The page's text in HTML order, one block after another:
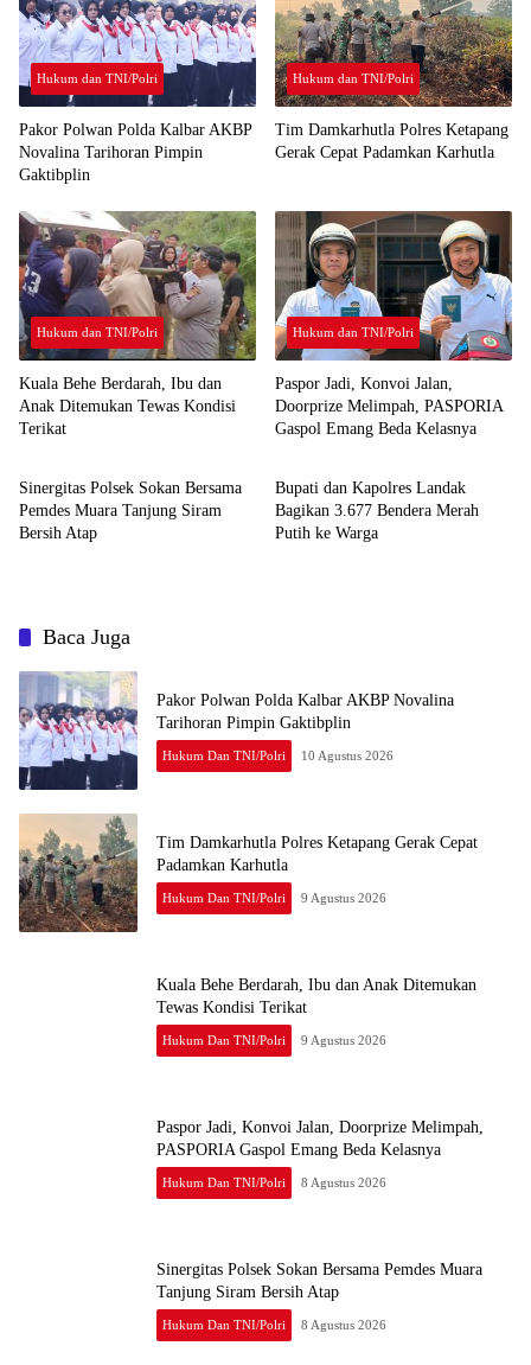
Hukum dan TNI/Polri
Pakor Polwan Polda Kalbar AKBP
Novalina Tarihoran Pimpin
Gaktibplin
Hukum dan TNI/Polri
Tim Damkarhutla Polres Ketapang
Gerak Cepat Padamkan Karhutla
Hukum dan TNI/Polri
Kuala Behe Berdarah, Ibu dan
Anak Ditemukan Tewas Kondisi
Terikat
Hukum dan TNI/Polri
Paspor Jadi, Konvoi Jalan,
Doorprize Melimpah, PASPORIA
Gaspol Emang Beda Kelasnya
Hukum dan TNI/Polri
Sinergitas Polsek Sokan Bersama
Pemdes Muara Tanjung Siram
Bersih Atap
Hukum dan TNI/Polri
Bupati dan Kapolres Landak
Bagikan 3.677 Bendera Merah
Putih ke Warga
Baca Juga
Pakor Polwan Polda Kalbar AKBP Novalina
Tarihoran Pimpin Gaktibplin
Hukum Dan TNI/Polri 10 Agustus 2026
Tim Damkarhutla Polres Ketapang Gerak Cepat
Padamkan Karhutla
Hukum Dan TNI/Polri 9 Agustus 2026
Kuala Behe Berdarah, Ibu dan Anak Ditemukan
Tewas Kondisi Terikat
Hukum Dan TNI/Polri 9 Agustus 2026
Paspor Jadi, Konvoi Jalan, Doorprize Melimpah,
PASPORIA Gaspol Emang Beda Kelasnya
Hukum Dan TNI/Polri 8 Agustus 2026
Sinergitas Polsek Sokan Bersama Pemdes Muara
Tanjung Siram Bersih Atap
Hukum Dan TNI/Polri 8 Agustus 2026